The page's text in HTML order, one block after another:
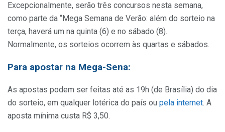
Excepcionalmente, serão três concursos nesta semana,
como parte da “Mega Semana de Verão: além do sorteio na
terça, haverá um na quinta (6) e no sábado (8).
Normalmente, os sorteios ocorrem às quartas e sábados.
Para apostar na Mega-Sena:
As apostas podem ser feitas até as 19h (de Brasília) do dia
do sorteio, em qualquer lotérica do país ou pela internet. A
aposta mínima custa R$ 3,50.